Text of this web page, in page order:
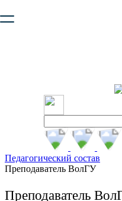
безопасную работу с
Педагогический состав
Преподаватель ВолГУ
Преподаватель